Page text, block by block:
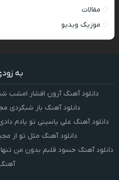
مقالات
موزیک ویدیو
به
دانلود آهنگ آرون افشار امشب
دانلود آهنگ باز
دانلود آهنگ علی یاسینی تو یادم
دانلود آهنگ مثل تو از
دانلود آهنگ حسود قلبم بدون من